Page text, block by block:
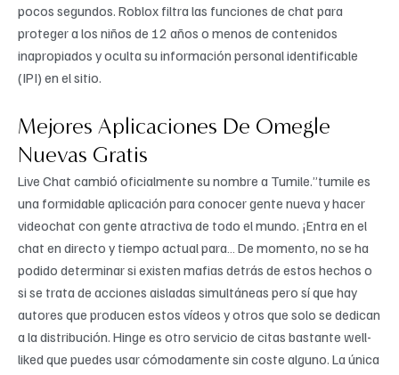
pocos segundos. Roblox filtra las funciones de chat para
proteger a los niños de 12 años o menos de contenidos
inapropiados y oculta su información personal identificable
(IPI) en el sitio.
Mejores Aplicaciones De Omegle
Nuevas Gratis
Live Chat cambió oficialmente su nombre a Tumile.”tumile es
una formidable aplicación para conocer gente nueva y hacer
videochat con gente atractiva de todo el mundo. ¡Entra en el
chat en directo y tiempo actual para… De momento, no se ha
podido determinar si existen mafias detrás de estos hechos o
si se trata de acciones aisladas simultáneas pero sí que hay
autores que producen estos vídeos y otros que solo se dedican
a la distribución. Hinge es otro servicio de citas bastante well-
liked que puedes usar cómodamente sin coste alguno. La única